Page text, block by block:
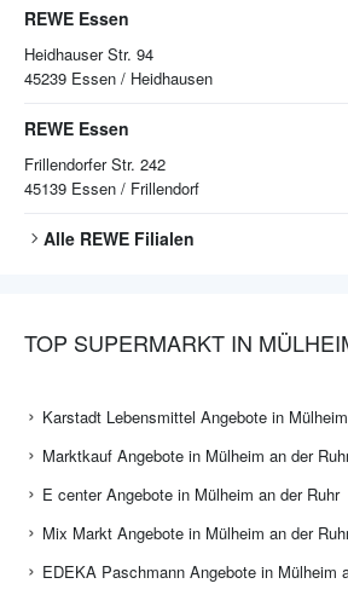
REWE Essen
Heidhauser Str. 94
45239 Essen / Heidhausen
REWE Essen
Frillendorfer Str. 242
45139 Essen / Frillendorf
Alle REWE Filialen
TOP SUPERMARKT IN
Karstadt Lebensmittel Angebote in
Marktkauf Angebote in Mülheim an der
E center Angebote in Mülheim an der Ruhr
Mix Markt Angebote in Mülheim an der
EDEKA Paschmann Angebote in Mülheim